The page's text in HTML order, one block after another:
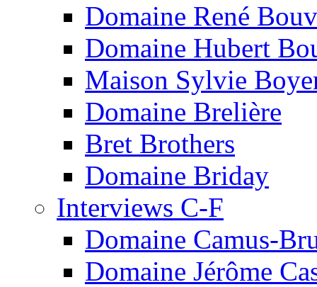
Domaine René
Domaine Hubert
Maison Sylvie
Domaine Brelière
Bret Brothers
Domaine Briday
Interviews C-F
Domaine Camus-
Domaine Jérôme